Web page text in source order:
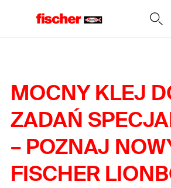
MOCNY KLEJ
ZADAŃ
– POZNAJ
FISCHER